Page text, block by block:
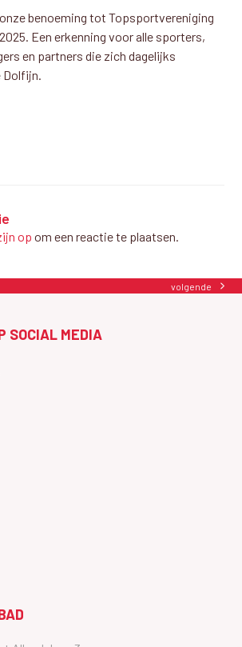
benoeming tot Topsportvereniging
Een erkenning voor alle sporters,
en partners die zich dagelijks
op om een reactie te plaatsen.
next
volgende
SOCIAL MEDIA